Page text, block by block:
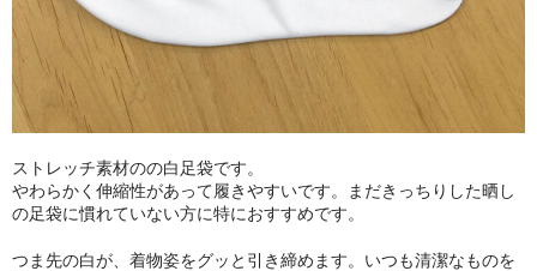
ストレッチ素材のの白足袋です。
やわらかく伸縮性があって履きやすいです。まだきっちりした晒し
の足袋に慣れていない方に特におすすめです。
つま先の白が、着物姿をグッと引き締めます。いつも清潔なものを